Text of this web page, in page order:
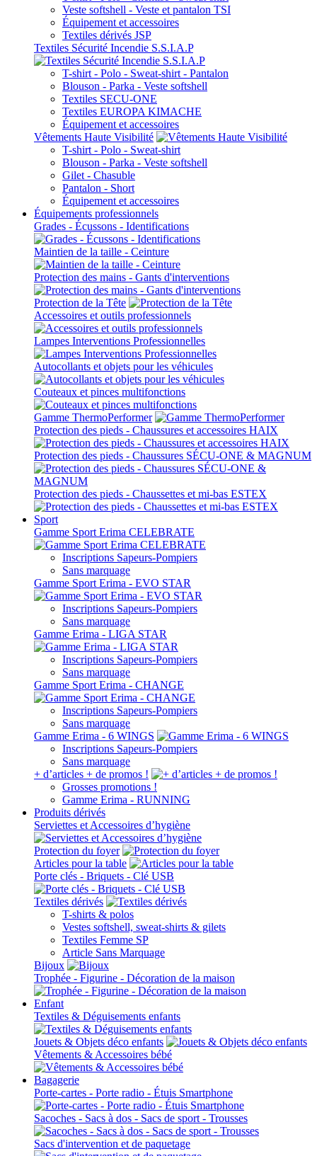
Veste softshell - Veste et pantalon TSI
Équipement et accessoires
Textiles dérivés JSP
Textiles Sécurité Incendie S.S.I.A.P
T-shirt - Polo - Sweat-shirt - Pantalon
Blouson - Parka - Veste softshell
Textiles SECU-ONE
Textiles EUROPA KIMACHE
Équipement et accessoires
Vêtements Haute Visibilité
T-shirt - Polo - Sweat-shirt
Blouson - Parka - Veste softshell
Gilet - Chasuble
Pantalon - Short
Équipement et accessoires
Équipements professionnels
Grades - Écussons - Identifications
Maintien de la taille - Ceinture
Protection des mains - Gants d'interventions
Protection de la Tête
Accessoires et outils professionnels
Lampes Interventions Professionnelles
Autocollants et objets pour les véhicules
Couteaux et pinces multifonctions
Gamme ThermoPerformer
Protection des pieds - Chaussures et accessoires HAIX
Protection des pieds - Chaussures SÉCU-ONE & MAGNUM
Protection des pieds - Chaussettes et mi-bas ESTEX
Sport
Gamme Sport Erima CELEBRATE
Inscriptions Sapeurs-Pompiers
Sans marquage
Gamme Sport Erima - EVO STAR
Inscriptions Sapeurs-Pompiers
Sans marquage
Gamme Erima - LIGA STAR
Inscriptions Sapeurs-Pompiers
Sans marquage
Gamme Sport Erima - CHANGE
Inscriptions Sapeurs-Pompiers
Sans marquage
Gamme Erima - 6 WINGS
Inscriptions Sapeurs-Pompiers
Sans marquage
+ d’articles + de promos !
Grosses promotions !
Gamme Erima - RUNNING
Produits dérivés
Serviettes et Accessoires d’hygiène
Protection du foyer
Articles pour la table
Porte clés - Briquets - Clé USB
Textiles dérivés
T-shirts & polos
Vestes softshell, sweat-shirts & gilets
Textiles Femme SP
Article Sans Marquage
Bijoux
Trophée - Figurine - Décoration de la maison
Enfant
Textiles & Déguisements enfants
Jouets & Objets déco enfants
Vêtements & Accessoires bébé
Bagagerie
Porte-cartes - Porte radio - Étuis Smartphone
Sacoches - Sacs à dos - Sacs de sport - Trousses
Sacs d'intervention et de paquetage